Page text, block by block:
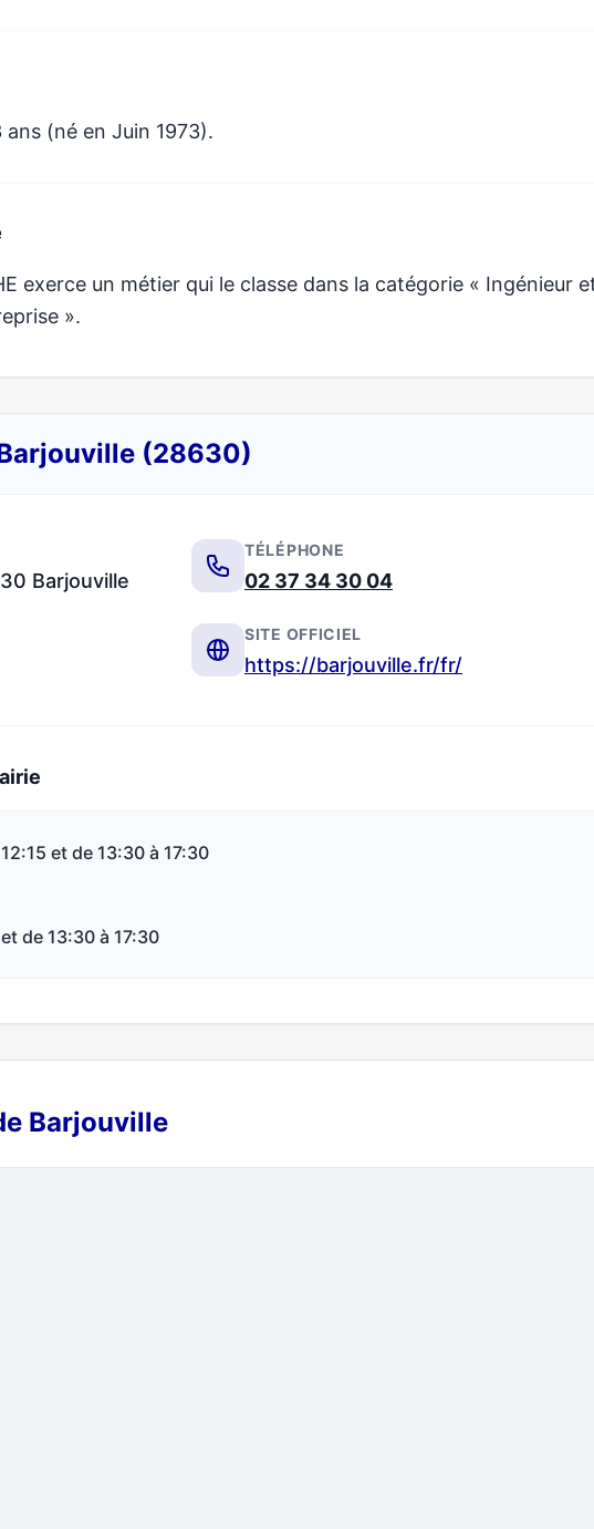
(né en Juin 1973).
exerce un métier qui le classe dans la catégorie « Ingénieur
».
(28630)
Barjouville
TÉLÉPHONE
02 37 34 30 04
SITE OFFICIEL
https://barjouville.fr/fr/
et de 13:30 à 17:30
de 13:30 à 17:30
Barjouville